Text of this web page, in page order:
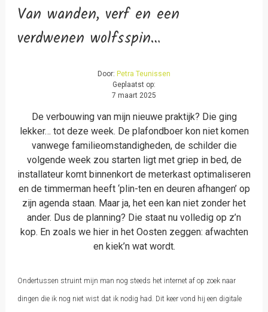
Van wanden, verf en een
verdwenen wolfsspin…
Door: Petra Teunissen
Geplaatst op:
7 maart 2025
De verbouwing van mijn nieuwe praktijk? Die ging
lekker… tot deze week. De plafondboer kon niet komen
vanwege familieomstandigheden, de schilder die
volgende week zou starten ligt met griep in bed, de
installateur komt binnenkort de meterkast optimaliseren
en de timmerman heeft ‘plin-ten en deuren afhangen’ op
zijn agenda staan. Maar ja, het een kan niet zonder het
ander. Dus de planning? Die staat nu volledig op z’n
kop. En zoals we hier in het Oosten zeggen: afwachten
en kiek’n wat wordt.
Ondertussen struint mijn man nog steeds het internet af op zoek naar
dingen die ik nog niet wist dat ik nodig had. Dit keer vond hij een digitale